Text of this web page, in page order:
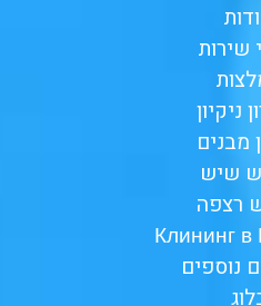
שירות
ניקיון
מבנים
שיש
רצפה
Клининг
נוספים